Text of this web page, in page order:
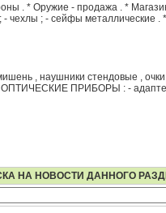
. * Оружие - продажа . *
чехлы ; - сейфы металлические .
, наушники стендовые , очки (
ОПТИЧЕСКИЕ ПРИБОРЫ : -
НА НОВОСТИ ДАННОГО